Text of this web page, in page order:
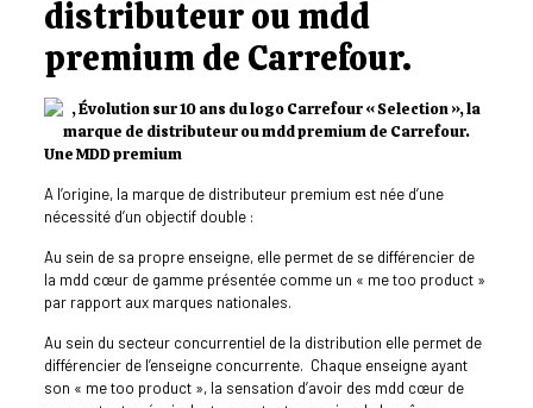
distributeur ou mdd
premium de Carrefour.
Une MDD premium
A l’origine, la marque de distributeur premium est née d’une
nécessité d’un objectif double :
Au sein de sa propre enseigne, elle permet de se différencier de
la mdd cœur de gamme présentée comme un « me too product »
par rapport aux marques nationales.
Au sein du secteur concurrentiel de la distribution elle permet de
différencier de l’enseigne concurrente. Chaque enseigne ayant
son « me too product », la sensation d’avoir des mdd cœur de